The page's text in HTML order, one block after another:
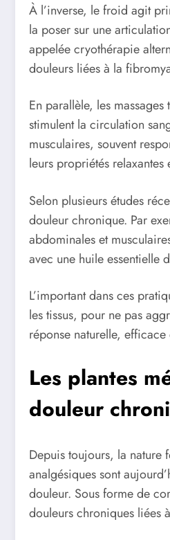
À l’inverse, le froid agit
la poser sur une
appelée cryothérapie
douleurs liées à la
En parallèle, les
stimulent la circulation
musculaires, souvent
leurs propriétés
Selon plusieurs études
douleur chronique. Par
abdominales et
avec une huile essentielle
L’important dans ces
les tissus, pour ne pas
réponse naturelle,
Les plantes
douleur
Depuis toujours, la nature
analgésiques sont
douleur. Sous forme de
douleurs chroniques liées